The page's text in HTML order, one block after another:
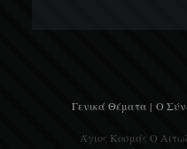
Γενικά Θέματα | Ο
Άγιος Κοσμάς Ο